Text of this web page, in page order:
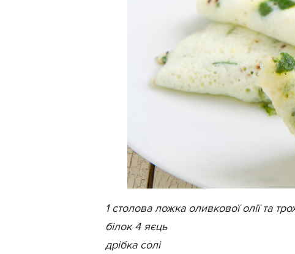
1 столова ложка оливкової олії та
білок 4 яєць
дрібка солі